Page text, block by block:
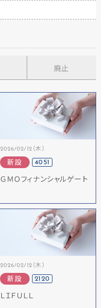
廃止
2026/02/12（木）
新設 4051
ＧＭＯフィナンシャルゲート
2026/02/12（木）
新設 2120
ＬＩＦＵＬＬ